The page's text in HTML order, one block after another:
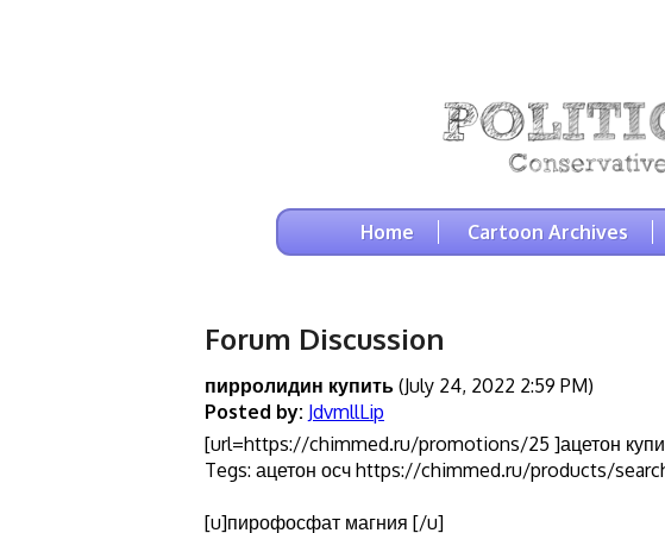
Home Cartoon Archives
Forum Discussion
пирролидин купить (July 24, 2022 2:59 PM)
Posted by: JdvmllLip
[url=https://chimmed.ru/promotions/25 ]ацетон
Tegs: ацетон осч https://chimmed.ru/products/
[u]пирофосфат магния [/u]